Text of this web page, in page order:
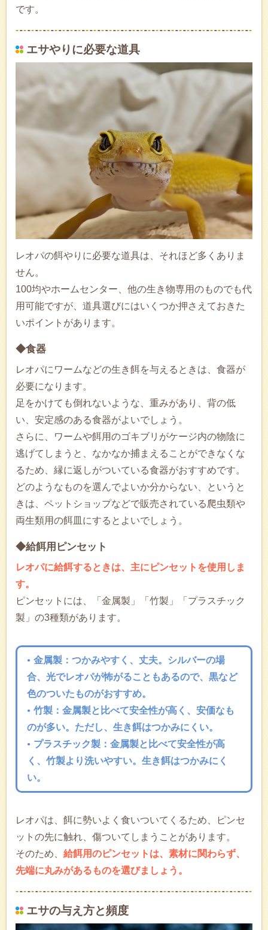
です。
エサやりに必要な道具
レオパの餌やりに必要な道具は、それほど多くありま
せん。
100均やホームセンター、他の生き物専用のものでも代
用可能ですが、道具選びにはいくつか押さえておきた
いポイントがあります。
◆食器
レオパにワームなどの生き餌を与えるときは、食器が
必要になります。
足をかけても倒れないような、重みがあり、背の低
い、安定感のある食器がよいでしょう。
さらに、ワームや餌用のゴキブリがケージ内の物陰に
逃げてしまうと、なかなか捕まえることができなくな
るため、縁に返しがついている食器がおすすめです。
どのようなものを選んでよいか分からない、というと
きは、ペットショップなどで販売されている爬虫類や
両生類用の餌皿にするとよいでしょう。
◆給餌用ピンセット
レオパに給餌するときは、主にピンセットを使用しま
す。
ピンセットには、「金属製」「竹製」「プラスチック
製」の3種類があります。
金属製：つかみやすく、丈夫。シルバーの場
合、光でレオパが怖がることもあるので、黒など
色のついたものがおすすめ。
竹製：金属製と比べて安全性が高く、安価なも
のが多い。ただし、生き餌はつかみにくい。
プラスチック製：金属製と比べて安全性が高
く、竹製より洗いやすい。生き餌はつかみにく
い。
レオパは、餌に勢いよく食いついてくるため、ピンセ
ットの先に触れ、傷ついてしまうことがあります。
そのため、 給餌用のピンセットは、素材に関わらず、
先端に丸みがあるものを選びましょう。
エサの与え方と頻度